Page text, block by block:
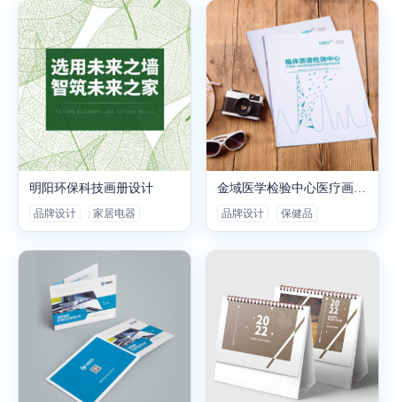
明阳环保科技画册设计
品牌设计 家居电器
金域医学检验中心医疗画册设计
品牌设计 保健品